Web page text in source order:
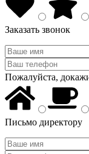
Заказать звонок
Пожалуйста,
Письмо директору